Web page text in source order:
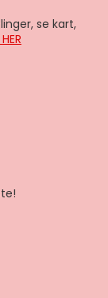
se kart,